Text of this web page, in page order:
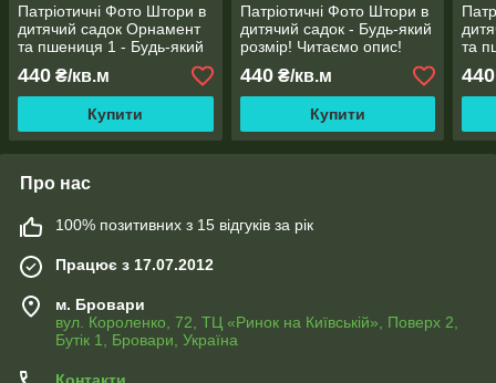
Патріотичні Фото Штори в
дитячий садок Орнамент
та пшениця 1 - Будь-який
440 ₴/кв.м
Купити
Патріотичні Фото Штори в
дитячий садок - Будь-який
розмір! Читаємо опис!
440₴/кв.м
Купити
та
440
Про нас
100% позитивних з 15 відгуків за рік
Працює з 17.07.2012
м. Бровари
вул. Короленко, 72, ТЦ «Ринок на Київській», Поверх 2,
Бутік 1, Бровари, Україна